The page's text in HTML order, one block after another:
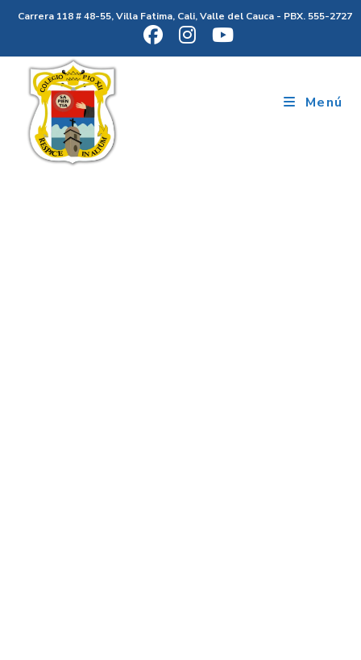
Carrera 118 # 48-55, Villa Fatima, Cali, Valle del Cauca - PBX. 555-2727
Menú